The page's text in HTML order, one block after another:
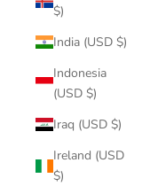
$)
India (USD $)
Indonesia
(USD $)
Iraq (USD $)
Ireland (USD
$)